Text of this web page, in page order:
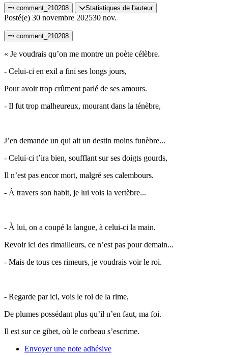
comment_210208 Statistiques de l'auteur
Posté(e) 30 novembre 202530 nov.
comment_210208
« Je voudrais qu’on me montre un poète célèbre.
- Celui-ci en exil a fini ses longs jours,
Pour avoir trop crûment parlé de ses amours.
- Il fut trop malheureux, mourant dans la ténèbre,
J’en demande un qui ait un destin moins funèbre...
- Celui-ci t’ira bien, soufflant sur ses doigts gourds,
Il n’est pas encor mort, malgré ses calembours.
- À travers son habit, je lui vois la vertèbre...
- À lui, on a coupé la langue, à celui-ci la main.
Revoir ici des rimailleurs, ce n’est pas pour demain...
- Mais de tous ces rimeurs, je voudrais voir le roi.
- Regarde par ici, vois le roi de la rime,
De plumes possédant plus qu’il n’en faut, ma foi.
Il est sur ce gibet, où le corbeau s’escrime.
Envoyer une note adhésive